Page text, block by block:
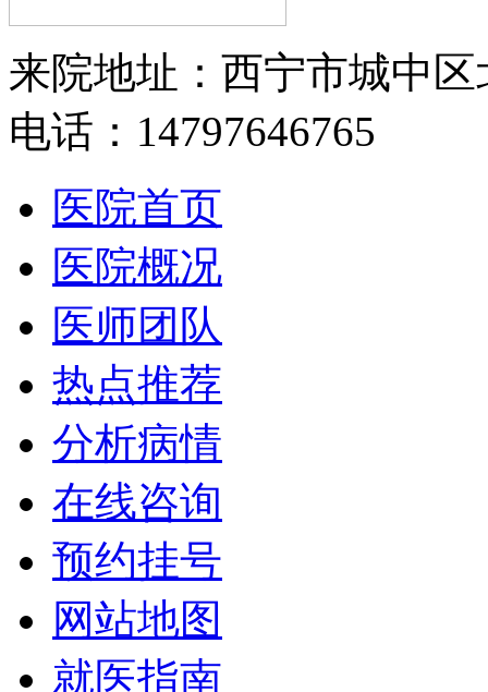
来院地址：西宁市城中区
电话：14797646765
医院首页
医院概况
医师团队
热点推荐
分析病情
在线咨询
预约挂号
网站地图
就医指南